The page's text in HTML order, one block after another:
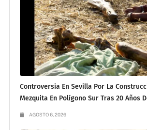
Controversia En Sevilla Por La
Mezquita En Polígono Sur Tras 20 Años
AGOSTO 6, 2026